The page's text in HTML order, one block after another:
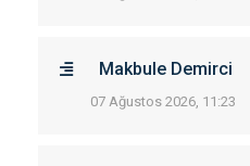
Makbule Demirci
07 Ağustos 2026, 11:23